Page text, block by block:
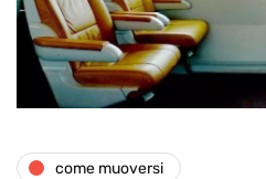
come muoversi